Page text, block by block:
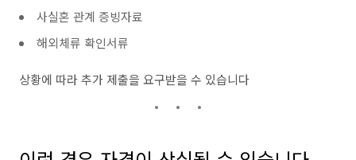
사실혼 관계 증빙자료
해외체류 확인서류
상황에 따라 추가 제출을 요구받을 수 있습니다